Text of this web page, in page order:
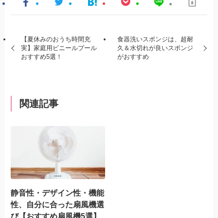
【夏休みのおうち時間充
実】家庭用ビニールプール
おすすめ5選！
食器洗いスポンジは、超耐
久＆水切れが良いスポンジ
がおすすめ
関連記事
静音性・デザイン性・機能
性、自分に合った扇風機選
び【おすすめ扇風機5選】